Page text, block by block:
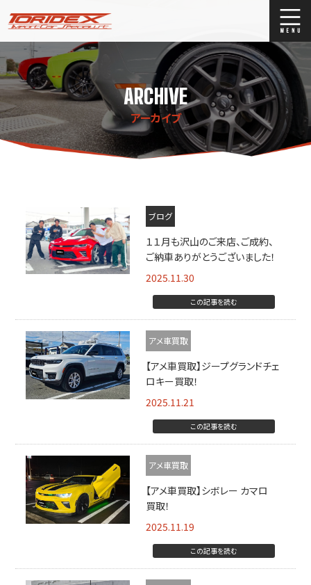
ブログ
Stock list
ストックリスト
買取
ARCHIVE
アーカイブ
ブログ
１１月も沢山のご来店、ご成約、
ご納車ありがとうございました！
2025.11.30
この記事を読む
アメ車買取
【アメ車買取】ジープグランドチェ
ロキー買取！
2025.11.21
この記事を読む
アメ車買取
【アメ車買取】シボレー カマロ
買取！
2025.11.19
この記事を読む